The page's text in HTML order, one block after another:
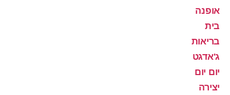
אופנה
בית
בריאות
ג'אדגט
יום יום
יצירה